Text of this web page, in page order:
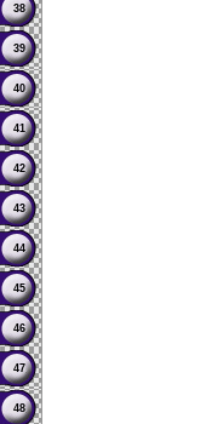
38
39
40
41
42
43
44
45
46
47
48